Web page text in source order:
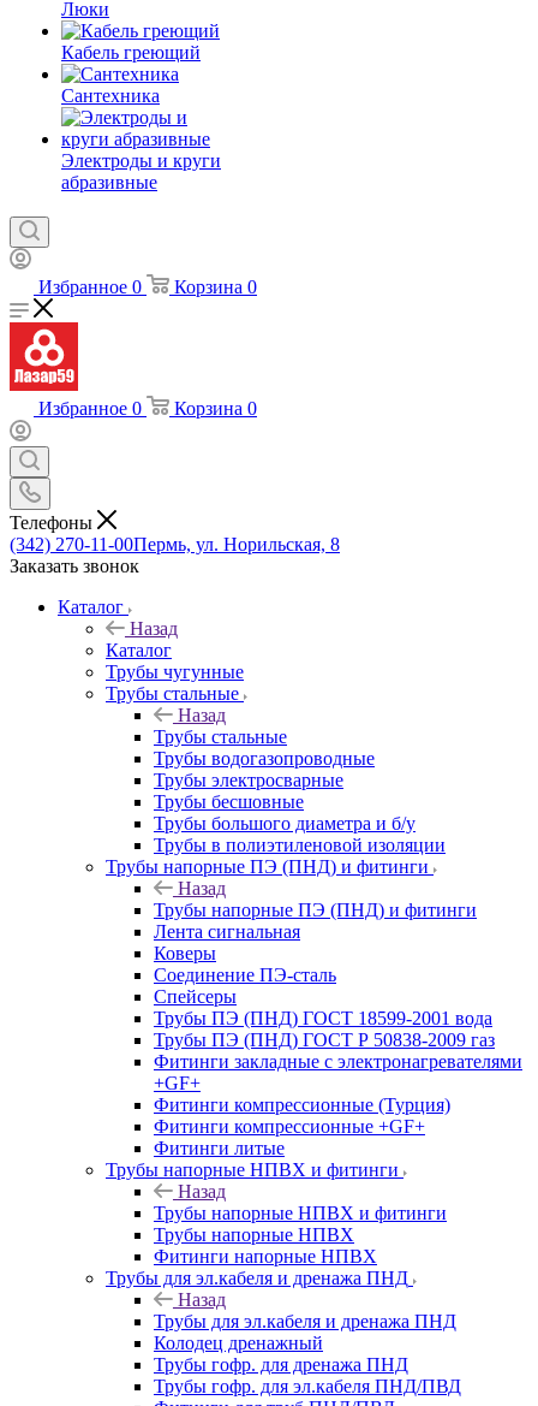
Люки
Кабель греющий
Сантехника
Электроды и круги
абразивные
Избранное 0 Корзина 0
Избранное 0 Корзина 0
Телефоны
(342) 270-11-00Пермь, ул. Норильская, 8
Заказать звонок
Каталог
Назад
Каталог
Трубы чугунные
Трубы стальные
Назад
Трубы стальные
Трубы водогазопроводные
Трубы электросварные
Трубы бесшовные
Трубы большого диаметра и б/у
Трубы в полиэтиленовой изоляции
Трубы напорные ПЭ (ПНД) и фитинги
Назад
Трубы напорные ПЭ (ПНД) и фитинги
Лента сигнальная
Коверы
Соединение ПЭ-сталь
Спейсеры
Трубы ПЭ (ПНД) ГОСТ 18599-2001 вода
Трубы ПЭ (ПНД) ГОСТ Р 50838-2009 газ
Фитинги закладные с электронагревателями
+GF+
Фитинги компрессионные (Турция)
Фитинги компрессионные +GF+
Фитинги литые
Трубы напорные НПВХ и фитинги
Назад
Трубы напорные НПВХ и фитинги
Трубы напорные НПВХ
Фитинги напорные НПВХ
Трубы для эл.кабеля и дренажа ПНД
Назад
Трубы для эл.кабеля и дренажа ПНД
Колодец дренажный
Трубы гофр. для дренажа ПНД
Трубы гофр. для эл.кабеля ПНД/ПВД